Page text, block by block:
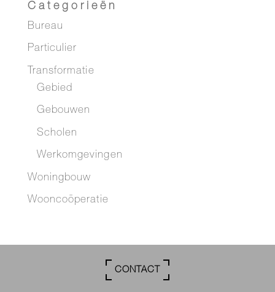
Categorieën
Bureau
Particulier
Transformatie
Gebied
Gebouwen
Scholen
Werkomgevingen
Woningbouw
Wooncoöperatie
CONTACT